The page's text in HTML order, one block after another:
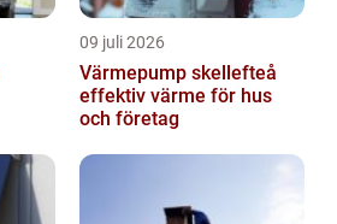
09 juli 2026
Värmepump skellefteå
effektiv värme för hus
och företag